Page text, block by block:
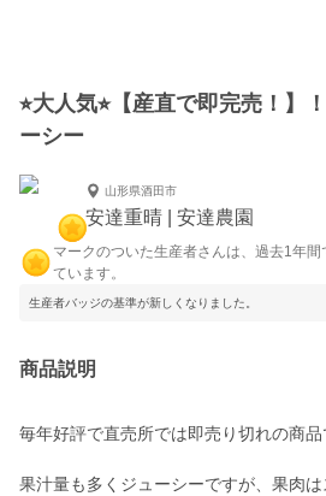
⭐︎大人気⭐︎【産直で即完売！】
ーシー
山形県酒田市
安達重晴 | 安達農園
マークのついた生産者さんは、過去1年
ています。
生産者バッジの基準が新しくなりました。
商品説明
毎年好評で直売所では即売り切れの商品
果汁量も多くジューシーですが、果肉